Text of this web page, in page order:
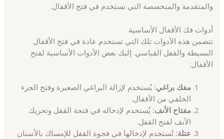
والمتقدمة والمتخصصة التي تستخدم في فتح الأقفال.
أدوات فك الأقفال الأساسية
تتضمن هذه الأدوات تلك التي تستخدم عادة في فتح الأقفال
البسيطة والقفل القياسي. إليك بعض الأدوات الأساسية لفتح
الأقفال:
مفك براغي: يُستخدم لإزالة البراغي الصغيرة وفتح الجزء
الخلفي من الأقفال.
مفتاح الأنف: يُستخدم لإدخاله في فتحة القفل وتحريك
الأنف لفتح القفل.
عتلة: تُستخدم لإدخالها في فجوة القفل للإمساك بالأسنان